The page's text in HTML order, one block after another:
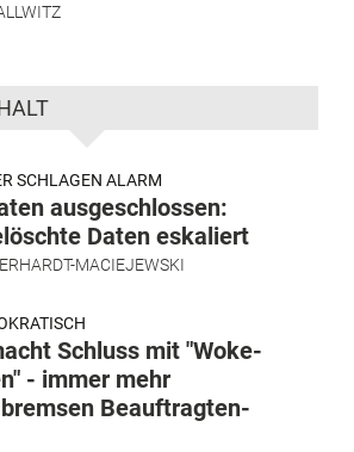
SCHLAGEN ALARM
ausgeschlossen:
Daten eskaliert
MACIEJEWSKI
Schluss mit "Woke-
- immer mehr
Beauftragten-